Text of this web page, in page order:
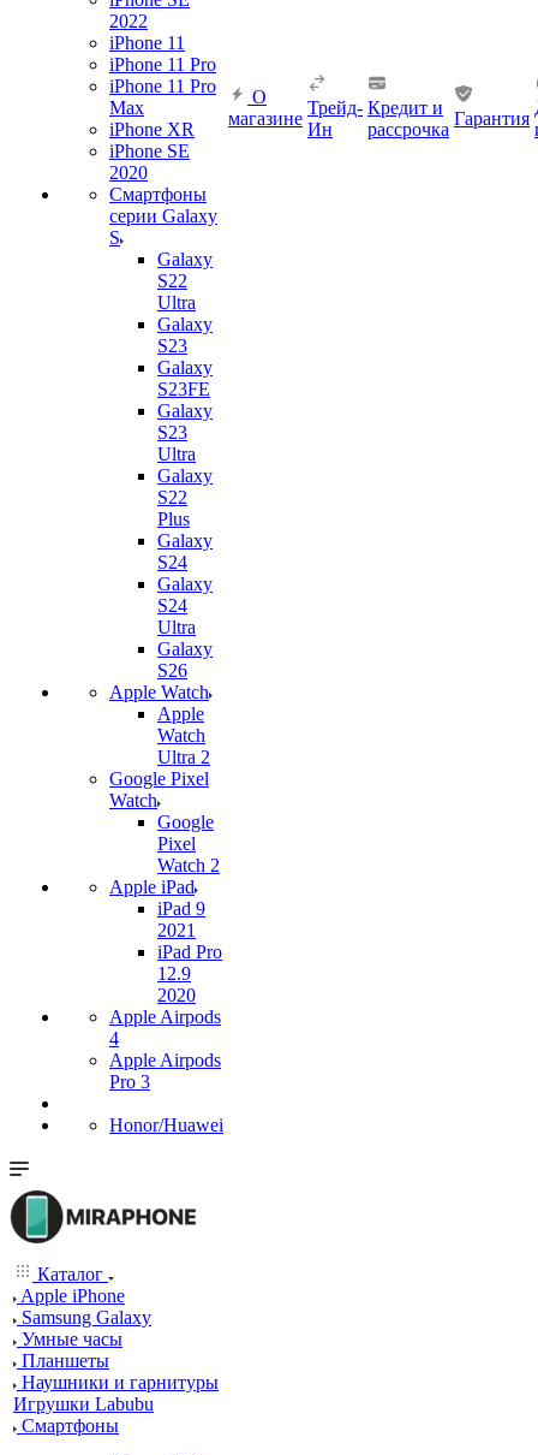
2022
iPhone 11
iPhone 11 Pro
iPhone 11 Pro
Max
iPhone XR
iPhone SE
2020
Смартфоны
серии Galaxy
S
Galaxy
S22
Ultra
Galaxy
S23
Galaxy
S23FE
Galaxy
S23
Ultra
Galaxy
S22
Plus
Galaxy
S24
Galaxy
S24
Ultra
Galaxy
S26
Apple Watch
Apple
Watch
Ultra 2
Google Pixel
Watch
Google
Pixel
Watch 2
Apple iPad
iPad 9
2021
iPad Pro
12.9
2020
Apple Airpods
4
Apple Airpods
Pro 3
Honor/Huawei
О
магазине
Трейд-
Ин
Кредит и
рассрочка
Гарантия
Каталог
Apple iPhone
Samsung Galaxy
Умные часы
Планшеты
Наушники и гарнитуры
Игрушки Labubu
Смартфоны